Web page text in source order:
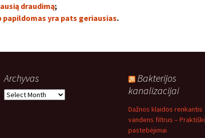
draudimą;
papildomas yra pats geriausias.
Archyvas
Archyvas
Bakterijos
kanalizacijai
Dažnos klaidos renkantis
vandens filtrus – Praktiški
pastebėjimai